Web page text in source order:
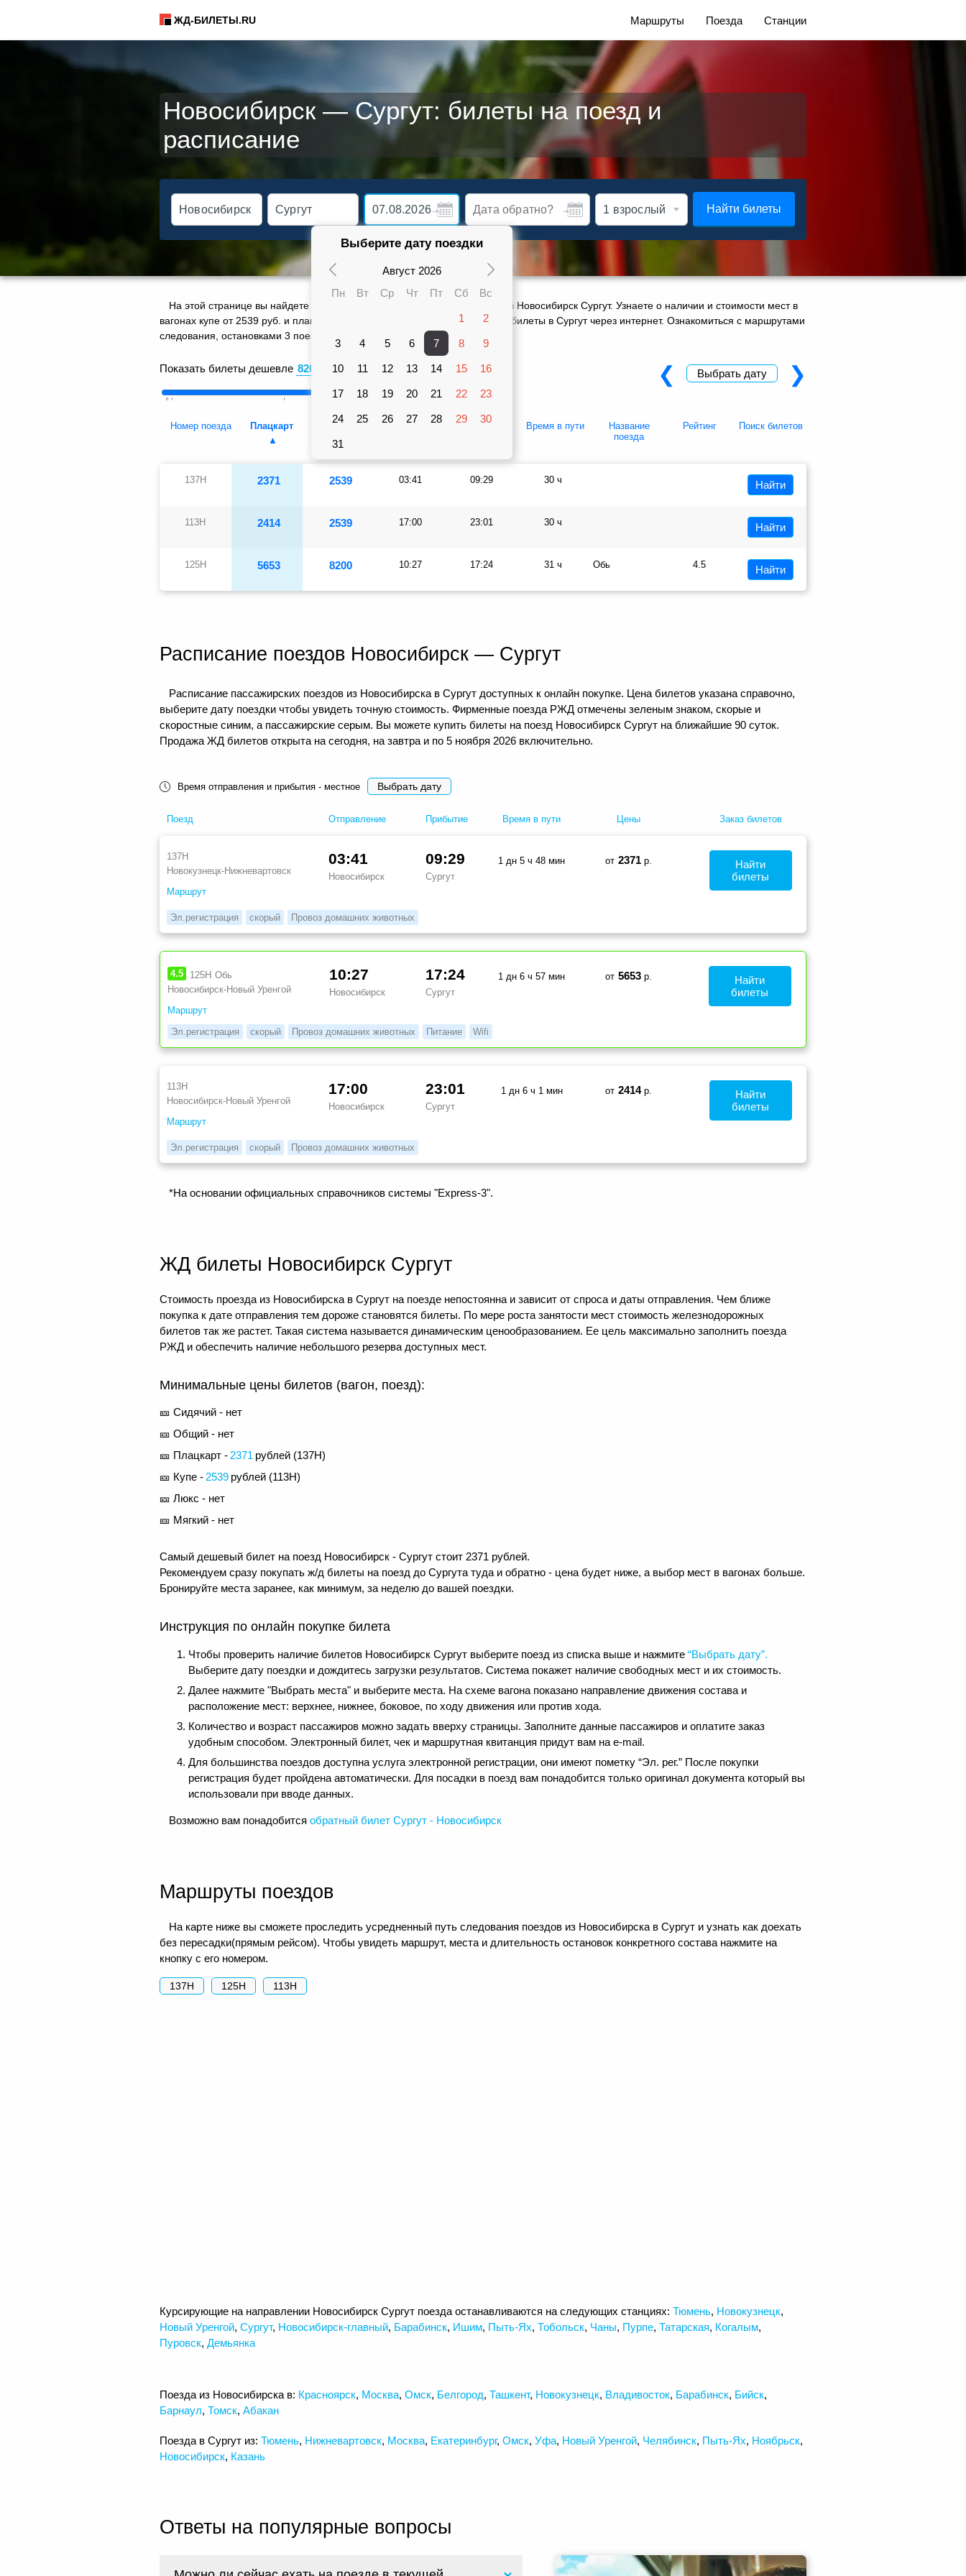
ЖД-БИЛЕТЫ.RU Маршруты Поезда Станции
Новосибирск — Сургут: билеты на поезд и
расписание
Выберите дату поездки
Август 2026
Пн
Вт Ср Чт Пт Сб Вс
1 2
3 4 5 6 7 8 9
10 11 12 13 14 15 16
17 18 19 20 21 22 23
24 25 26 27 28 29 30
31
Найти билеты
На этой странице вы найдете актуальное расписание движения поездов Новосибирск Сургут. Узнаете о наличии и стоимости мест в
вагонах купе от 2539 руб. и плацкарте от 2371 руб. Сможете заказать ж/д билеты в Сургут через интернет. Ознакомиться с маршрутами
следования, остановками 3 поездов, оставить отзыв о своей поездке.
Показать билеты дешевле рублей Вагоны
Плацкарт Купе
❮ Выбрать дату ❯
Номер поезда Плацкарт Купе Отправление Прибытие Время в пути
Название
поезда
Рейтинг Поиск билетов
137Н 2371 2539 03:41 09:29 30 ч Найти
113Н 2414 2539 17:00 23:01 30 ч Найти
125Н 5653 8200 10:27 17:24 31 ч Обь 4.5 Найти
Расписание поездов Новосибирск — Сургут
Расписание пассажирских поездов из Новосибирска в Сургут доступных к онлайн покупке. Цена билетов указана справочно,
выберите дату поездки чтобы увидеть точную стоимость. Фирменные поезда РЖД отмечены зеленым знаком, скорые и
скоростные синим, а пассажирские серым. Вы можете купить билеты на поезд Новосибирск Сургут на ближайшие 90 суток.
Продажа ЖД билетов открыта на сегодня, на завтра и по 5 ноября 2026 включительно.
Время отправления и прибытия - местное Выбрать дату
Поезд Отправление Прибытие Время в пути Цены Заказ билетов
137Н
Новокузнецк-Нижневартовск
Маршрут
03:41
Новосибирск
09:29
Сургут
1 дн 5 ч 48 мин от 2371 р.
Эл.регистрация скорый Провоз домашних животных
Найти
билеты
4.5 125Н Обь
Новосибирск-Новый Уренгой
Маршрут
10:27
Новосибирск
17:24
Сургут
1 дн 6 ч 57 мин от 5653р.
Эл.регистрация скорый Провоз домашних животных Питание Wifi
Найти
билеты
113Н
Новосибирск-Новый Уренгой
Маршрут
17:00
Новосибирск
23:01
Сургут
1 дн 6 ч 1 мин от 2414р.
Эл.регистрация скорый Провоз домашних животных
Найти
билеты
*На основании официальных справочников системы "Express-3".
ЖД билеты Новосибирск Сургут
Стоимость проезда из Новосибирска в Сургут на поезде непостоянна и зависит от спроса и даты отправления. Чем ближе
покупка к дате отправления тем дороже становятся билеты. По мере роста занятости мест стоимость железнодорожных
билетов так же растет. Такая система называется динамическим ценообразованием. Ее цель максимально заполнить поезда
РЖД и обеспечить наличие небольшого резерва доступных мест.
Минимальные цены билетов (вагон, поезд):
🎫 Сидячий - нет
🎫 Общий - нет
🎫 Плацкарт - 2371 рублей (137Н)
🎫 Купе - 2539 рублей (113Н)
🎫 Люкс - нет
🎫 Мягкий - нет
Самый дешевый билет на поезд Новосибирск - Сургут стоит 2371 рублей.
Рекомендуем сразу покупать ж/д билеты на поезд до Сургута туда и обратно - цена будет ниже, а выбор мест в вагонах больше.
Бронируйте места заранее, как минимум, за неделю до вашей поездки.
Инструкция по онлайн покупке билета
Чтобы проверить наличие билетов Новосибирск Сургут выберите поезд из списка выше и нажмите “Выбрать дату”.
Выберите дату поездки и дождитесь загрузки результатов. Система покажет наличие свободных мест и их стоимость.
Далее нажмите "Выбрать места" и выберите места. На схеме вагона показано направление движения состава и
расположение мест: верхнее, нижнее, боковое, по ходу движения или против хода.
Количество и возраст пассажиров можно задать вверху страницы. Заполните данные пассажиров и оплатите заказ
удобным способом. Электронный билет, чек и маршрутная квитанция придут вам на e-mail.
Для большинства поездов доступна услуга электронной регистрации, они имеют пометку “Эл. рег.” После покупки
регистрация будет пройдена автоматически. Для посадки в поезд вам понадобится только оригинал документа который вы
использовали при вводе данных.
Возможно вам понадобится обратный билет Сургут - Новосибирск
Маршруты поездов
На карте ниже вы сможете проследить усредненный путь следования поездов из Новосибирска в Сургут и узнать как доехать
без пересадки(прямым рейсом). Чтобы увидеть маршрут, места и длительность остановок конкретного состава нажмите на
кнопку с его номером.
137Н 125Н 113Н
Курсирующие на направлении Новосибирск Сургут поезда останавливаются на следующих станциях: Тюмень, Новокузнецк,
Новый Уренгой, Сургут, Новосибирск-главный, Барабинск, Ишим, Пыть-Ях, Тобольск, Чаны, Пурпе, Татарская, Когалым,
Пуровск, Демьянка
Поезда из Новосибирска в: Красноярск, Москва, Омск, Белгород, Ташкент, Новокузнецк, Владивосток, Барабинск, Бийск,
Барнаул, Томск, Абакан
Поезда в Сургут из: Тюмень, Нижневартовск, Москва, Екатеринбург, Омск, Уфа, Новый Уренгой, Челябинск, Пыть-Ях, Ноябрьск,
Новосибирск, Казань
Ответы на популярные вопросы